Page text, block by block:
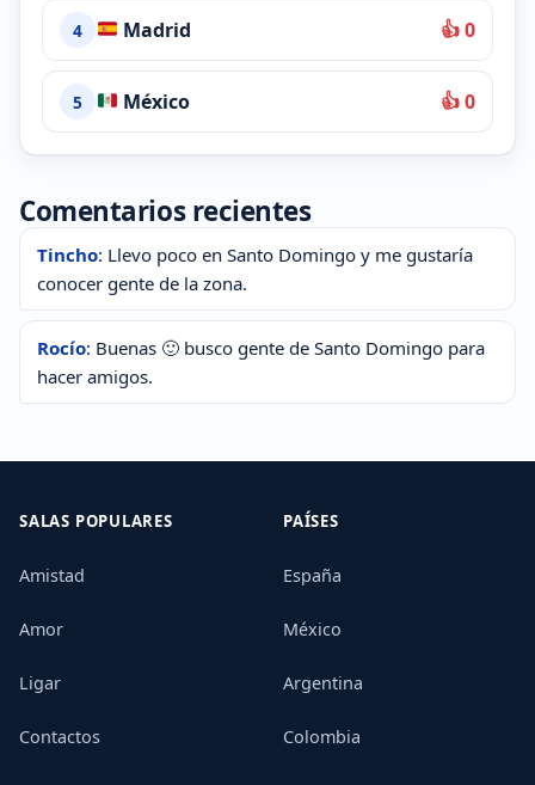
4 Madrid 👍 0
5 México 👍 0
Comentarios recientes
Tincho: Llevo poco en Santo Domingo y me gustaría
conocer gente de la zona.
Rocío: Buenas 🙂 busco gente de Santo Domingo para
hacer amigos.
SALAS POPULARES
Amistad
Amor
Ligar
Contactos
PAÍSES
España
México
Argentina
Colombia